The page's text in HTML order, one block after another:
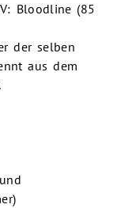
Bloodline (85
der selben
aus dem